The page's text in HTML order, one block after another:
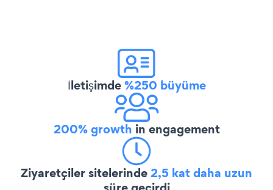
İletişimde%250 büyüme
200% growth in engagement
Ziyaretçiler sitelerinde2,5 kat daha uzun